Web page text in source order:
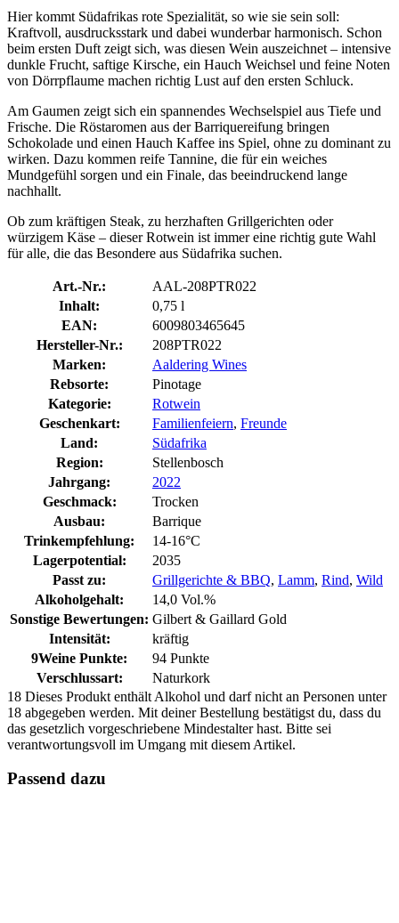
Hier kommt Südafrikas rote Spezialität, so wie sie sein soll:
Kraftvoll, ausdrucksstark und dabei wunderbar harmonisch. Schon
beim ersten Duft zeigt sich, was diesen Wein auszeichnet – intensive
dunkle Frucht, saftige Kirsche, ein Hauch Weichsel und feine Noten
von Dörrpflaume machen richtig Lust auf den ersten Schluck.
Am Gaumen zeigt sich ein spannendes Wechselspiel aus Tiefe und
Frische. Die Röstaromen aus der Barriquereifung bringen
Schokolade und einen Hauch Kaffee ins Spiel, ohne zu dominant zu
wirken. Dazu kommen reife Tannine, die für ein weiches
Mundgefühl sorgen und ein Finale, das beeindruckend lange
nachhallt.
Ob zum kräftigen Steak, zu herzhaften Grillgerichten oder
würzigem Käse – dieser Rotwein ist immer eine richtig gute Wahl
für alle, die das Besondere aus Südafrika suchen.
Art.-Nr.:
AAL-208PTR022
Inhalt:
0,75 l
EAN:
6009803465645
Hersteller-Nr.:
208PTR022
Marken:
Aaldering Wines
Rebsorte:
Pinotage
Kategorie:
Rotwein
Geschenkart:
Familienfeiern, Freunde
Land:
Südafrika
Region:
Stellenbosch
Jahrgang:
2022
Geschmack:
Trocken
Ausbau:
Barrique
Trinkempfehlung:
14-16°C
Lagerpotential:
2035
Passt zu:
Grillgerichte & BBQ, Lamm, Rind, Wild
Alkoholgehalt:
14,0 Vol.%
Sonstige Bewertungen: Gilbert & Gaillard Gold
Intensität:
kräftig
9Weine Punkte:
94 Punkte
Verschlussart:
Naturkork
18 Dieses Produkt enthält Alkohol und darf nicht an Personen unter
18 abgegeben werden. Mit deiner Bestellung bestätigst du, dass du
das gesetzlich vorgeschriebene Mindestalter hast. Bitte sei
verantwortungsvoll im Umgang mit diesem Artikel.
Passend dazu